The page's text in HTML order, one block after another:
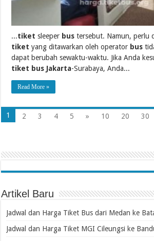
...tiket sleeper bus tersebut. Namun, perlu
tiket yang ditawarkan oleh operator bus
dapat berubah sewaktu-waktu. Jika Anda
tiket bus Jakarta-Surabaya, Anda...
Read More »
1 2 3 4 5 » 10 20 30
Artikel Baru
Jadwal dan Harga Tiket Bus dari Medan ke
Jadwal dan Harga Tiket MGI Cileungsi ke